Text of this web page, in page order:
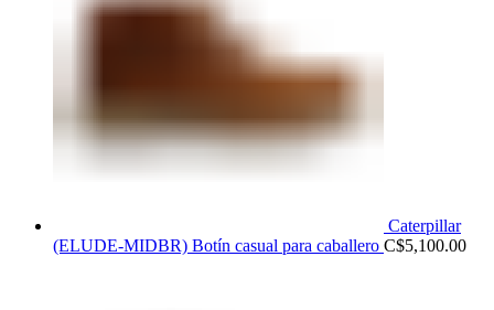
Caterpillar
(ELUDE-MIDBR) Botín casual para caballero C$5,100.00